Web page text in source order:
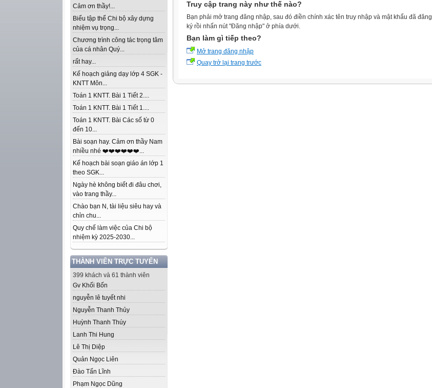
Cảm ơn thầy!...
Biểu tập thể Chi bộ xây dựng
nhiệm vụ trọng...
Chương trình công tác trọng tâm
của cá nhân Quý...
rất hay...
Kế hoạch giảng dạy lớp 4 SGK -
KNTT Môn...
Toán 1 KNTT. Bài 1 Tiết 2....
Toán 1 KNTT. Bài 1 Tiết 1....
Toán 1 KNTT. Bài Các số từ 0
đến 10...
Bài soạn hay. Cảm ơn thầy Nam
nhiều nhé ❤️❤️❤️❤️❤️❤️...
Kế hoạch bài soạn giáo án lớp 1
theo SGK...
Ngày hè không biết đi đâu chơi,
vào trang thầy...
Chào bạn N, tài liệu siêu hay và
chỉn chu...
Quy chế làm việc của Chi bộ
nhiệm kỳ 2025-2030...
THÀNH VIÊN TRỰC TUYẾN
399 khách và 61 thành viên
Gv Khối Bốn
nguyễn lê tuyết nhi
Nguyễn Thanh Thủy
Huỳnh Thanh Thúy
Lanh Thi Hung
Lê Thị Diệp
Quản Ngọc Liên
Đào Tấn Lĩnh
Phạm Ngọc Dũng
Truy cập trang này như thế nào?
Bạn phải mở trang đăng nhập, sau đó điền chính xác tên truy nhập và mật khẩu đã đăng
ký rồi nhấn nút "Đăng nhập" ở phía dưới.
Bạn làm gì tiếp theo?
Mở trang đăng nhập
Quay trở lại trang trước